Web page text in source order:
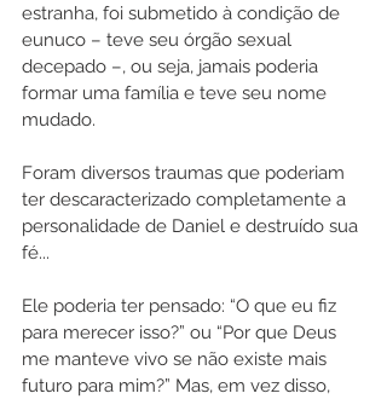
estranha, foi submetido à condição de
eunuco – teve seu órgão sexual
decepado –, ou seja, jamais poderia
formar uma família e teve seu nome
mudado.
Foram diversos traumas que poderiam
ter descaracterizado completamente a
personalidade de Daniel e destruído sua
fé...
Ele poderia ter pensado: “O que eu fiz
para merecer isso?” ou “Por que Deus
me manteve vivo se não existe mais
futuro para mim?” Mas, em vez disso,